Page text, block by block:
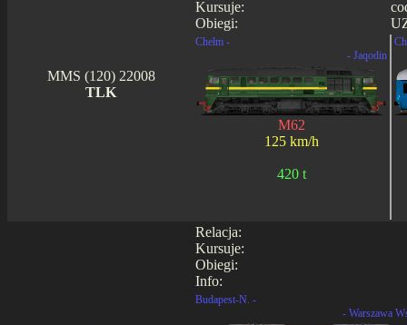
Kursuje:
Obiegi:
MMS (120) 22008
TLK
Chełm -
- Jaqodin
M62
125 km/h
420 t
Relacja:
Kursuje:
Obiegi:
Info:
Budapest-N. -
- Warszawa